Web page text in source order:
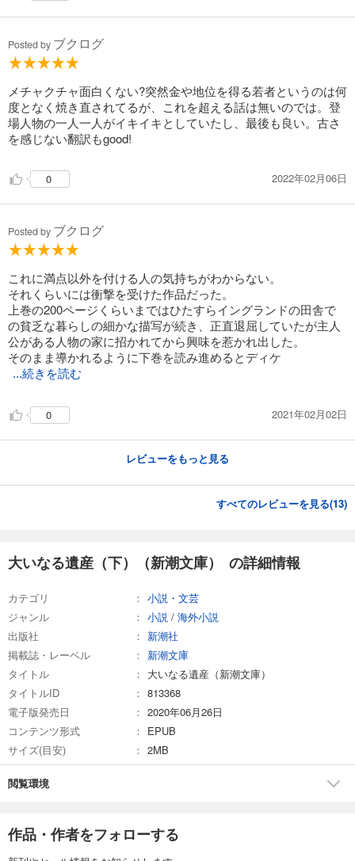
Posted by ブクログ
メチャクチャ面白くない?突然金や地位を得る若者というのは何
度となく焼き直されてるが、これを超える話は無いのでは。登
場人物の一人一人がイキイキとしていたし、最後も良い。古さ
を感じない翻訳もgood!
0 2022年02月06日
Posted by ブクログ
これに満点以外を付ける人の気持ちがわからない。
それくらいには衝撃を受けた作品だった。
上巻の200ページくらいまではひたすらイングランドの田舎で
の貧乏な暮らしの細かな描写が続き、正直退屈していたが主人
公がある人物の家に招かれてから興味を惹かれ出した。
そのまま導かれるように下巻を読み進めるとディケ
...続きを読む
0 2021年02月02日
レビューをもっと見る
すべてのレビューを見る(13)
大いなる遺産（下）（新潮文庫） の詳細情報
カテゴリ
小説・文芸
ジャンル
小説 / 海外小説
出版社
新潮社
掲載誌・レーベル
新潮文庫
タイトル
大いなる遺産（新潮文庫）
タイトルID
813368
電子版発売日
2020年06月26日
コンテンツ形式
EPUB
サイズ(目安)
2MB
閲覧環境
作品・作者をフォローする